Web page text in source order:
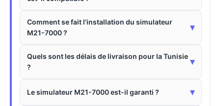
Comment se fait l'installation du simulateur
M21-7000 ?
▾
Quels sont les délais de livraison pour la Tunisie
?
▾
Le simulateur M21-7000 est-il garanti ? ▾